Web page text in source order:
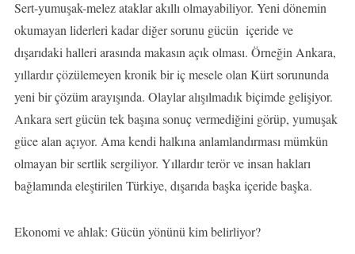
Sert-yumuşak-melez ataklar akıllı olmayabiliyor. Yeni dönemin
okumayan liderleri kadar diğer sorunu gücün içeride ve
dışarıdaki halleri arasında makasın açık olması. Örneğin Ankara,
yıllardır çözülemeyen kronik bir iç mesele olan Kürt sorununda
yeni bir çözüm arayışında. Olaylar alışılmadık biçimde gelişiyor.
Ankara sert gücün tek başına sonuç vermediğini görüp, yumuşak
güce alan açıyor. Ama kendi halkına anlamlandırması mümkün
olmayan bir sertlik sergiliyor. Yıllardır terör ve insan hakları
bağlamında eleştirilen Türkiye, dışarıda başka içeride başka.
Ekonomi ve ahlak: Gücün yönünü kim belirliyor?